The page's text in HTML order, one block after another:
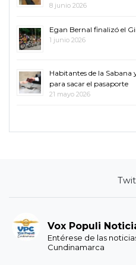
8 junio 2026
Egan Bernal finalizó el
1 junio 2026
Habitantes de la
para sacar el pasaporte
21 mayo 2026
Vox Populi
Entérese de las
Cundinamarca